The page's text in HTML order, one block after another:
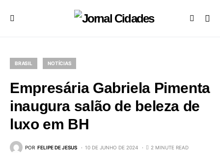
BRASIL NOTÍCIAS
Empresária Gabriela Pimenta
inaugura salão de beleza de
luxo em BH
POR FELIPE DE JESUS 10 DE JUNHO DE 2024 2 MINUTE READ